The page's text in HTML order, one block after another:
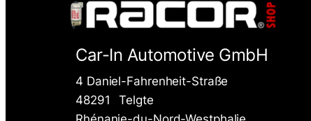
Car-In Automotive GmbH
4 Daniel-Fahrenheit-Straße
48291
Telgte